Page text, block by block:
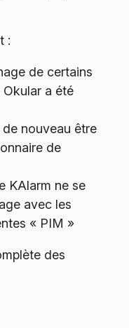
:
de certains
a été
nouveau être
de
KAlarm ne se
avec les
« PIM »
des